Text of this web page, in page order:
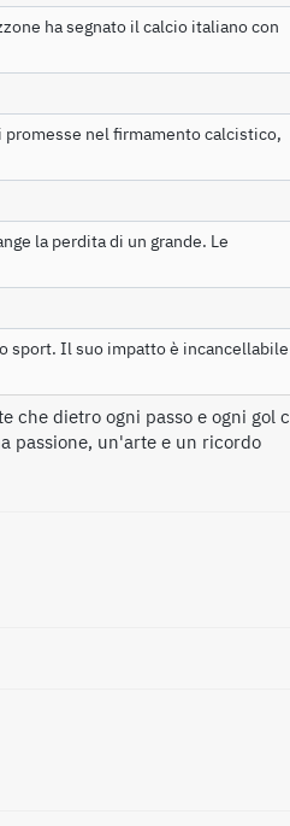
ha segnato il calcio italiano con
promesse nel firmamento calcistico,
la perdita di un grande. Le
sport. Il suo impatto è incancellabile
che dietro ogni passo e ogni gol
passione, un'arte e un ricordo